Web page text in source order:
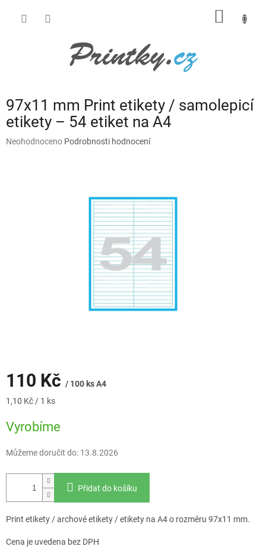
97x11 mm Print etikety / samolepicí
etikety – 54 etiket na A4
Průměrné
Neohodnoceno Podrobnosti hodnocení
110 Kč / 100 ks A4
Měrná
1,10 Kč / 1 ks
Vyrobíme
Můžeme doručit do: 13.8.2026
Přidat do košíku
Print etikety / archové etikety / etikety na A4 o rozměru 97x11 mm.
Cena je uvedena bez DPH